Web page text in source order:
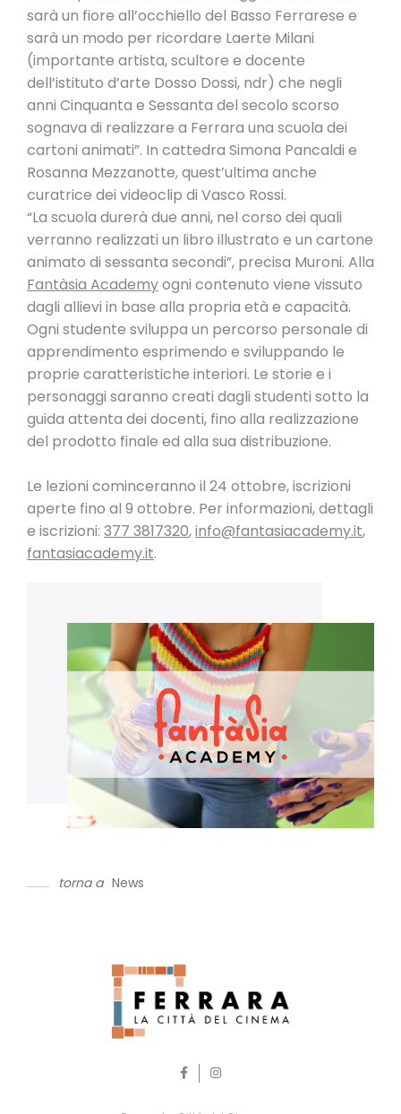
sarà un fiore all’occhiello del Basso Ferrarese e
sarà un modo per ricordare Laerte Milani
(importante artista, scultore e docente
dell’istituto d’arte Dosso Dossi, ndr) che negli
anni Cinquanta e Sessanta del secolo scorso
sognava di realizzare a Ferrara una scuola dei
cartoni animati”. In cattedra Simona Pancaldi e
Rosanna Mezzanotte, quest’ultima anche
curatrice dei videoclip di Vasco Rossi.
“La scuola durerà due anni, nel corso dei quali
verranno realizzati un libro illustrato e un cartone
animato di sessanta secondi”, precisa Muroni. Alla
Fantàsia Academyogni contenuto viene vissuto
dagli allievi in base alla propria età e capacità.
Ogni studente sviluppa un percorso personale di
apprendimento esprimendo e sviluppando le
proprie caratteristiche interiori. Le storie e i
personaggi saranno creati dagli studenti sotto la
guida attenta dei docenti, fino alla realizzazione
del prodotto finale ed alla sua distribuzione.
Le lezioni cominceranno il 24 ottobre, iscrizioni
aperte fino al 9 ottobre. Per informazioni, dettagli
e iscrizioni: 377 3817320,info@fantasiacademy.it,
fantasiacademy.it.
torna a News